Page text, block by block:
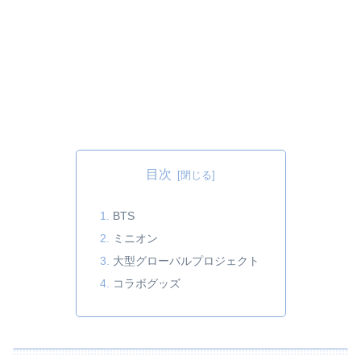
目次
BTS
ミニオン
大型グローバルプロジェクト
コラボグッズ